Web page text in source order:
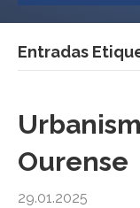
Entradas
Ourense
29.01.2025